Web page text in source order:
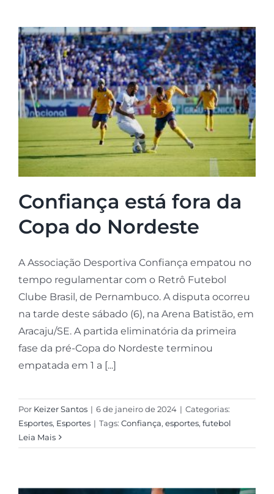
Confiança está fora da
Copa do Nordeste
A Associação Desportiva Confiança empatou no
tempo regulamentar com o Retrô Futebol
Clube Brasil, de Pernambuco. A disputa ocorreu
na tarde deste sábado (6), na Arena Batistão, em
Aracaju/SE. A partida eliminatória da primeira
fase da pré-Copa do Nordeste terminou
empatada em 1 a [...]
Por Keizer Santos | 6 de janeiro de 2024 | Categorias:
Esportes, Esportes | Tags: Confiança, esportes, futebol
Leia Mais